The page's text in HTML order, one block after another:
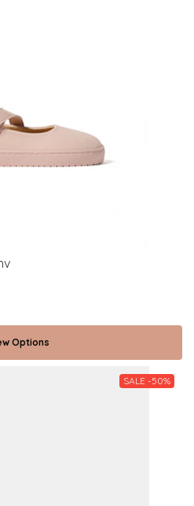
Options
SALE -50%